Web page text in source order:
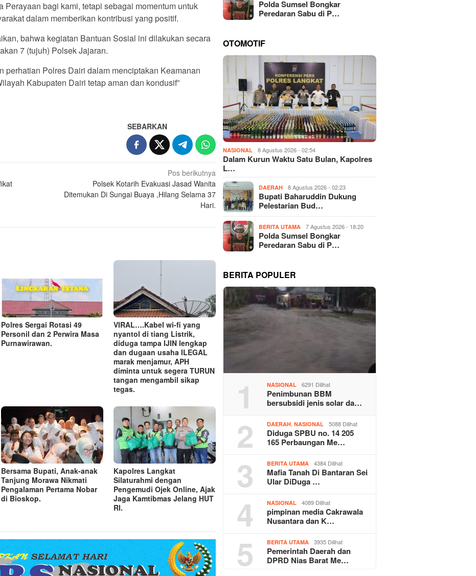
Perayaan bagi kami, tetapi sebagai momentum untuk
dalam memberikan kontribusi yang positif.
bahwa kegiatan Bantuan Sosial ini dilakukan secara
7 (tujuh) Polsek Jajaran.
perhatian Polres Dairi dalam menciptakan Keamanan
Kabupaten Dairi tetap aman dan kondusif”
SEBARKAN
Pos berikutnya
Polsek Kotarih Evakuasi Jasad Wanita
Ditemukan Di Sungai Buaya ,Hilang Selama 37
Hari.
Polres Sergai Rotasi 49
Personil dan 2 Perwira Masa
Purnawirawan.
VIRAL….Kabel wi-fi yang
nyantol di tiang Listrik,
diduga tampa IJIN lengkap
dan dugaan usaha ILEGAL
marak menjamur, APH
diminta untuk segera TURUN
tangan mengambil sikap
tegas.
Bersama Bupati, Anak-anak
Tanjung Morawa Nikmati
Pengalaman Pertama Nobar
di Bioskop.
Kapolres Langkat
Silaturahmi dengan
Pengemudi Ojek Online, Ajak
Jaga Kamtibmas Jelang HUT
RI.
Polda Sumsel Bongkar
Peredaran Sabu di P…
OTOMOTIF
NASIONAL 8 Agustus 2026 - 02:54
Dalam Kurun Waktu Satu Bulan, Kapolres
L…
DAERAH 8 Agustus 2026 - 02:23
Bupati Baharuddin Dukung
Pelestarian Bud…
BERITA UTAMA 7 Agustus 2026 - 18:20
Polda Sumsel Bongkar
Peredaran Sabu di P…
BERITA POPULER
1 NASIONAL 6291 Dilihat
Penimbunan BBM
bersubsidi jenis solar da…
2 DAERAH,NASIONAL 5088 Dilihat
Diduga SPBU no. 14 205
165 Perbaungan Me…
3 BERITA UTAMA 4384 Dilihat
Mafia Tanah Di Bantaran Sei
Ular DiDuga …
4 NASIONAL 4089 Dilihat
pimpinan media Cakrawala
Nusantara dan K…
5 BERITA UTAMA 3935 Dilihat
Pemerintah Daerah dan
DPRD Nias Barat Me…